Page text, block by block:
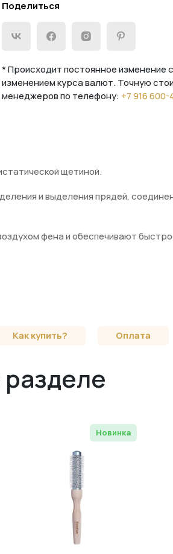
Поделиться
* Происходит постоянное изменение
изменением курса валют. Точную
менеджеров по телефону: +7 916
щетиной.
и выделения прядей,
фена и обеспечивают
Как купить? Оплата
Новинка